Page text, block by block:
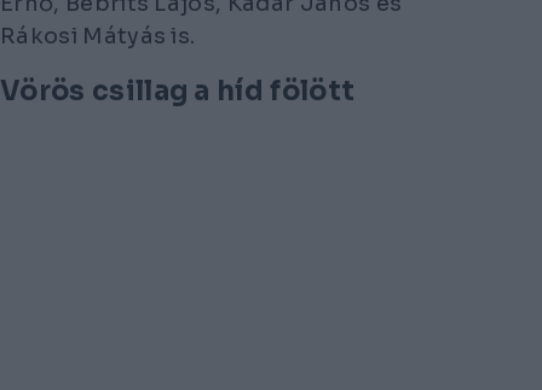
Rákosi Mátyás is.
Vörös csillag a híd fölött